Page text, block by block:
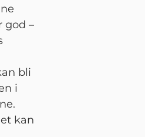
god –
bli
i
kan